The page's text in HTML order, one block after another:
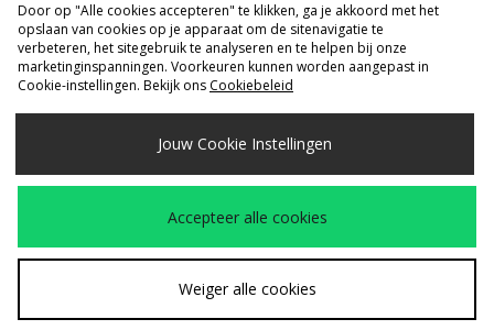
Verzenden Naar
Nederland
Wij accepteren de volgende betaalmethoden
Bezoek onze bedrijfspaginawww.jdplc.com
Door op "Alle cookies accepteren" te klikken, ga je akkoord met het
opslaan van cookies op je apparaat om de sitenavigatie te
verbeteren, het sitegebruik te analyseren en te helpen bij onze
marketinginspanningen. Voorkeuren kunnen worden aangepast in
Cookie-instellingen. Bekijk ons Cookiebeleid
Jouw Cookie Instellingen
Accepteer alle cookies
Weiger alle cookies